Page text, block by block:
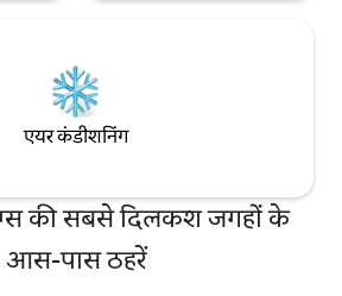
एयर कंडीशनिंग
की सबसे दिलकश जगहों के
आस-पास ठहरें